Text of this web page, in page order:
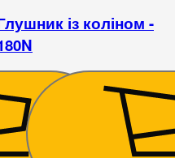
із коліном -
₴